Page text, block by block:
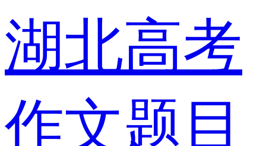
湖北高考
作文题目